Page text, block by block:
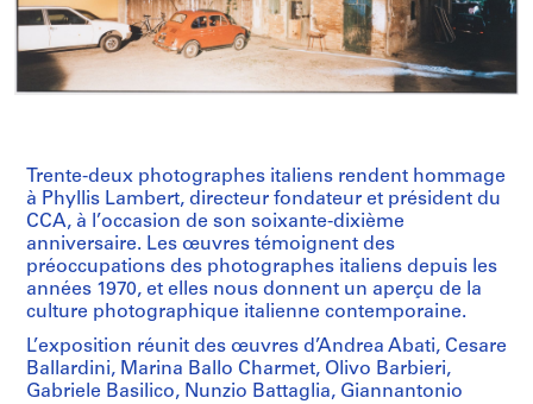
Trente-deux photographes italiens rendent hommage
à Phyllis Lambert, directeur fondateur et président du
CCA, à l’occasion de son soixante-dixième
anniversaire. Les œuvres témoignent des
préoccupations des photographes italiens depuis les
années 1970, et elles nous donnent un aperçu de la
culture photographique italienne contemporaine.
L’exposition réunit des œuvres d’Andrea Abati, Cesare
Ballardini, Marina Ballo Charmet, Olivo Barbieri,
Gabriele Basilico, Nunzio Battaglia, Giannantonio